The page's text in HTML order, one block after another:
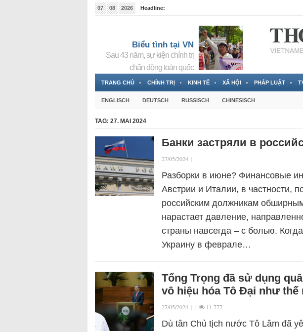
07 08 2026
Headline:
Biểu tình tại VN
Sau 43 năm, sự kiện chính trị
chấn động toàn quốc
TRANG CHỦ CHÍNH TRỊ KINH TẾ XÃ HỘI PHÁP LUẬT
ENGLISCH DEUTSCH RUSSISCH CHINESISCH
TAG: 27. MAI 2024
Банки застряли в
27/05/2024 |
Разборки в июне? Финансовые
Австрии и Италии, в частности,
российским должникам
нарастает давление,
страны навсегда – с болью.
Украину в феврале…
Tổng Trọng đã sử dụng
vô hiệu hóa Tô Đại như thế
27/05/2024 | | 11.777
Dù tân Chủ tịch nước Tô Lâm đã